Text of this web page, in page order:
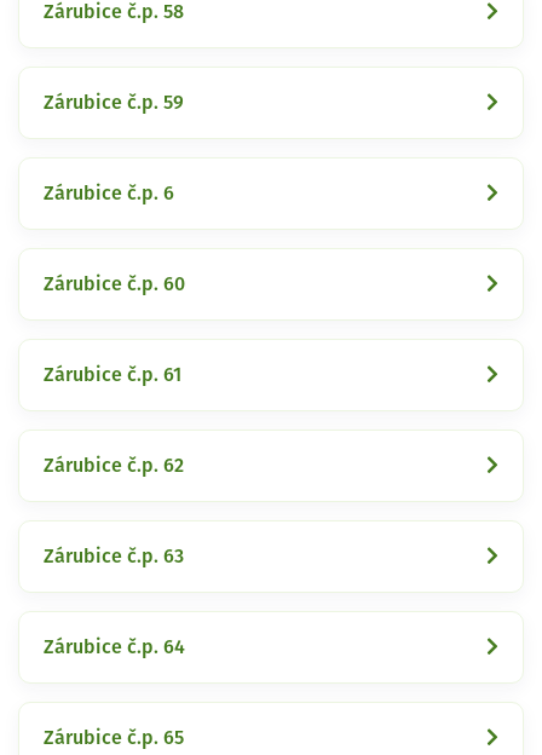
Zárubice č.p. 58
Zárubice č.p. 59
Zárubice č.p. 6
Zárubice č.p. 60
Zárubice č.p. 61
Zárubice č.p. 62
Zárubice č.p. 63
Zárubice č.p. 64
Zárubice č.p. 65